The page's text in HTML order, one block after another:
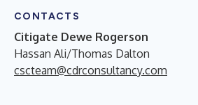
CONTACTS
Citigate Dewe Rogerson
Hassan Ali/Thomas Dalton
cscteam@cdrconsultancy.com